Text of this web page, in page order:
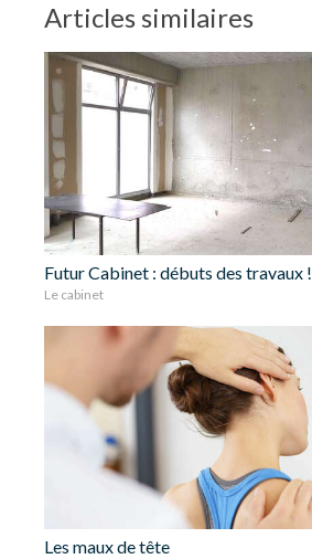
Articles similaires
Futur Cabinet : débuts des travaux !
Le cabinet
Les maux de tête